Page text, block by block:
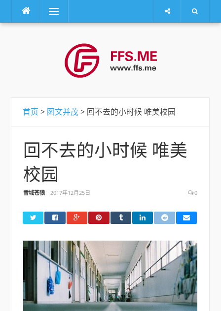
跳
菜单
首页 > 图文并茂> 回不去的小时候 唯美校园
回不去的小时候 唯美
校园
雪域苍狼 2017年12月25日 0